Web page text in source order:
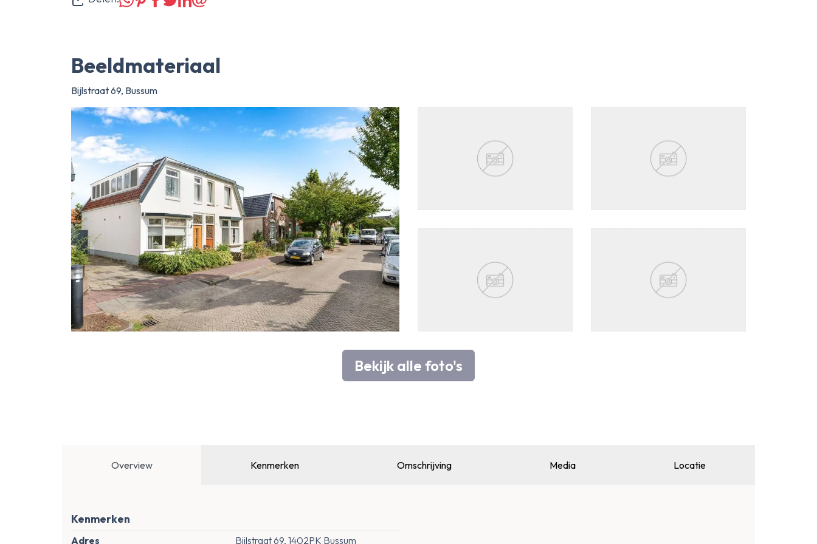
Beeldmateriaal
Bijlstraat 69, Bussum
Bekijk alle foto's
Overview Kenmerken Omschrijving Media Locatie
Kenmerken
Adres
Bijlstraat 69, 1402PK Bussum